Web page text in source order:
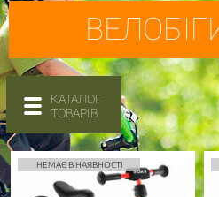
КАТАЛОГ
ТОВАРІВ
НЕМАЄ В НАЯВНОСТІ